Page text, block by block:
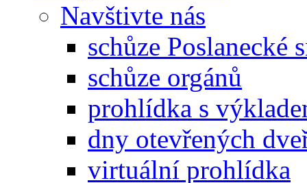
Navštivte nás
schůze Poslanecké
schůze orgánů
prohlídka s
dny otevřených
virtuální prohlídka